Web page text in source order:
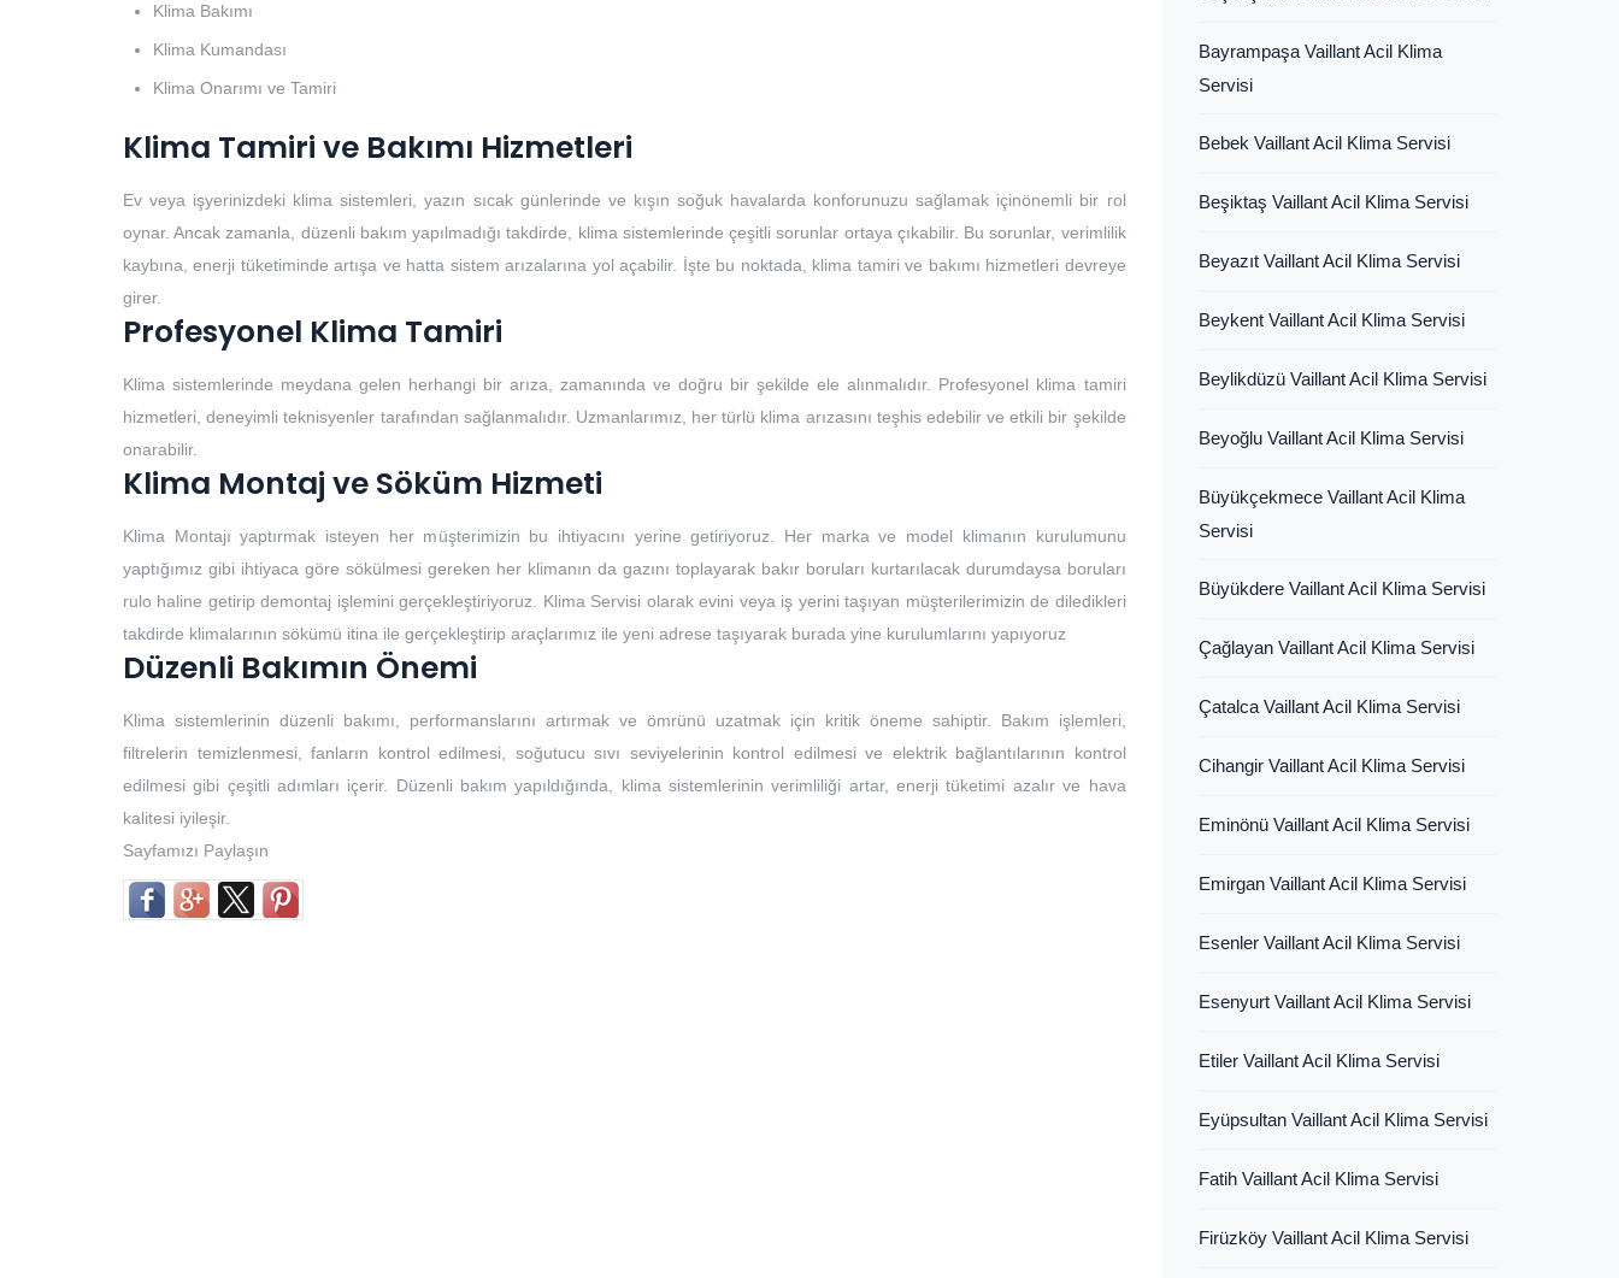
Klima Bakımı
Klima Kumandası
Klima Onarımı ve Tamiri
Klima Tamiri ve Bakımı Hizmetleri
Ev veya işyerinizdeki klima sistemleri, yazın sıcak günlerinde ve kışın soğuk havalarda konforunuzu sağlamak içinönemli bir rol
oynar. Ancak zamanla, düzenli bakım yapılmadığı takdirde, klima sistemlerinde çeşitli sorunlar ortaya çıkabilir. Bu sorunlar, verimlilik
kaybına, enerji tüketiminde artışa ve hatta sistem arızalarına yol açabilir. İşte bu noktada, klima tamiri ve bakımı hizmetleri devreye
girer.
Profesyonel Klima Tamiri
Klima sistemlerinde meydana gelen herhangi bir arıza, zamanında ve doğru bir şekilde ele alınmalıdır. Profesyonel klima tamiri
hizmetleri, deneyimli teknisyenler tarafından sağlanmalıdır. Uzmanlarımız, her türlü klima arızasını teşhis edebilir ve etkili bir şekilde
onarabilir.
Klima Montaj ve Söküm Hizmeti
Klima Montajı yaptırmak isteyen her müşterimizin bu ihtiyacını yerine getiriyoruz. Her marka ve model klimanın kurulumunu
yaptığımız gibi ihtiyaca göre sökülmesi gereken her klimanın da gazını toplayarak bakır boruları kurtarılacak durumdaysa boruları
rulo haline getirip demontaj işlemini gerçekleştiriyoruz. Klima Servisi olarak evini veya iş yerini taşıyan müşterilerimizin de diledikleri
takdirde klimalarının sökümü itina ile gerçekleştirip araçlarımız ile yeni adrese taşıyarak burada yine kurulumlarını yapıyoruz
Düzenli Bakımın Önemi
Klima sistemlerinin düzenli bakımı, performanslarını artırmak ve ömrünü uzatmak için kritik öneme sahiptir. Bakım işlemleri,
filtrelerin temizlenmesi, fanların kontrol edilmesi, soğutucu sıvı seviyelerinin kontrol edilmesi ve elektrik bağlantılarının kontrol
edilmesi gibi çeşitli adımları içerir. Düzenli bakım yapıldığında, klima sistemlerinin verimliliği artar, enerji tüketimi azalır ve hava
kalitesi iyileşir.
Sayfamızı Paylaşın
Bayrampaşa Vaillant Acil Klima
Servisi
Bebek Vaillant Acil Klima Servisi
Beşiktaş Vaillant Acil Klima Servisi
Beyazıt Vaillant Acil Klima Servisi
Beykent Vaillant Acil Klima Servisi
Beylikdüzü Vaillant Acil Klima Servisi
Beyoğlu Vaillant Acil Klima Servisi
Büyükçekmece Vaillant Acil Klima
Servisi
Büyükdere Vaillant Acil Klima Servisi
Çağlayan Vaillant Acil Klima Servisi
Çatalca Vaillant Acil Klima Servisi
Cihangir Vaillant Acil Klima Servisi
Eminönü Vaillant Acil Klima Servisi
Emirgan Vaillant Acil Klima Servisi
Esenler Vaillant Acil Klima Servisi
Esenyurt Vaillant Acil Klima Servisi
Etiler Vaillant Acil Klima Servisi
Eyüpsultan Vaillant Acil Klima Servisi
Fatih Vaillant Acil Klima Servisi
Firüzköy Vaillant Acil Klima Servisi